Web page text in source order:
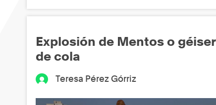
Explosión de Mentos o géiser
de cola
Teresa Pérez Górriz